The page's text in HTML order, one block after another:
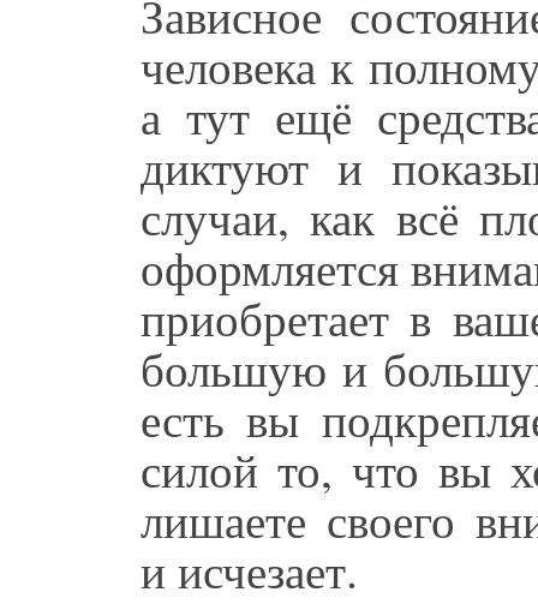
Зависное
человека к
а тут ещё
диктуют и
случаи, как всё
оформляется
приобретает в
большую и
есть вы
силой то, что вы
лишаете своего
и исчезает.